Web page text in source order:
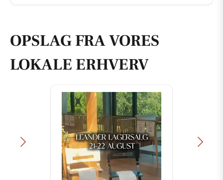
OPSLAG FRA VORES
LOKALE ERHVERV